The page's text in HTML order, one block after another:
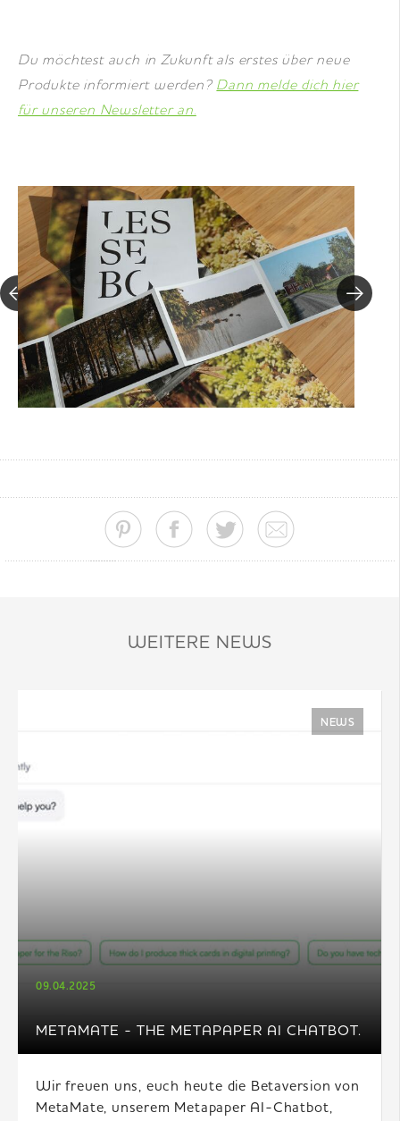
Du möchtest auch in Zukunft als erstes über neue
Produkte informiert werden? Dann melde dich hier
für unseren Newsletter an.
WEITERE NEWS
METAMATE - THE METAPAPER AI CHATBOT.
09.04.2025
NEWS
Wir freuen uns, euch heute die Betaversion von
MetaMate, unserem Metapaper AI-Chatbot,